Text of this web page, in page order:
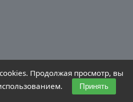
Продолжая просмотр, вы
Принять